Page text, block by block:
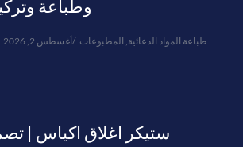
وطباعة
طباعة المواد الدعائية, المطبوعات أغسطس 2, 2026
ستيكر اغلاق اكياس |